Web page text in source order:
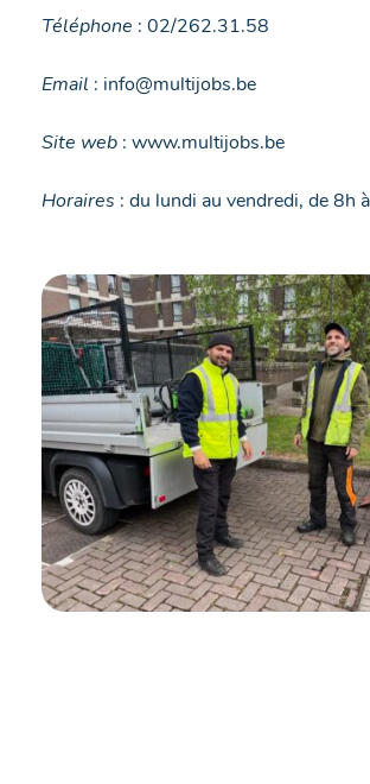
Téléphone : 02/262.31.58
Email : info@multijobs.be
Site web : www.multijobs.be
Horaires : du lundi au vendredi, de 8h